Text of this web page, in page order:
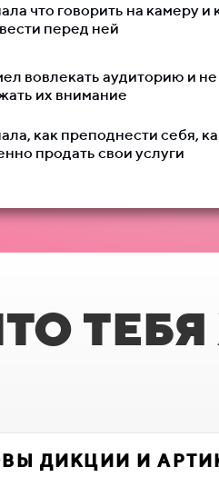
вовлекать аудиторию и не
их внимание
что говорить на камеру и
перед ней
как преподнести себя,
продать свои услуги
ДИКЦИИ И